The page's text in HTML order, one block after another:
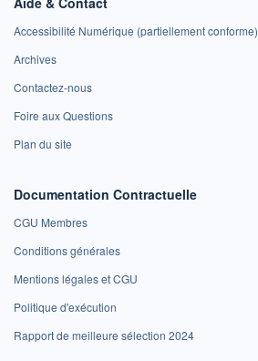
Accessibilité Numérique (partiellement conforme)
Archives
Contactez-nous
Foire aux Questions
Plan du site
Documentation Contractuelle
CGU Membres
Conditions générales
Mentions légales et CGU
Politique d'exécution
Rapport de meilleure sélection 2024